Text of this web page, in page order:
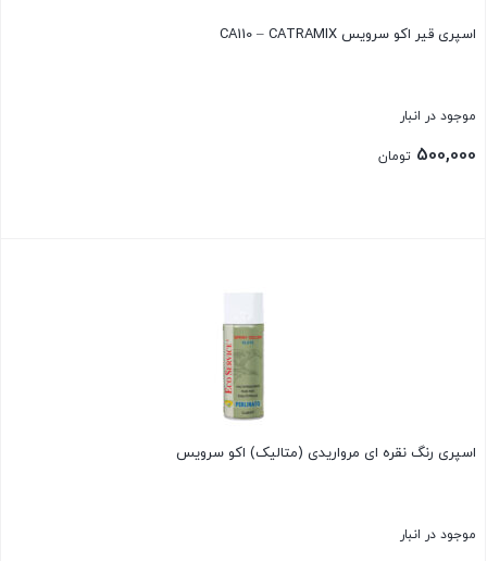
اسپری قیر اکو سرویس CA110 – CATRAMIX
موجود در انبار
500,000 تومان
اسپری رنگ نقره ای مرواریدی (متالیک) اکو سرویس
موجود در انبار